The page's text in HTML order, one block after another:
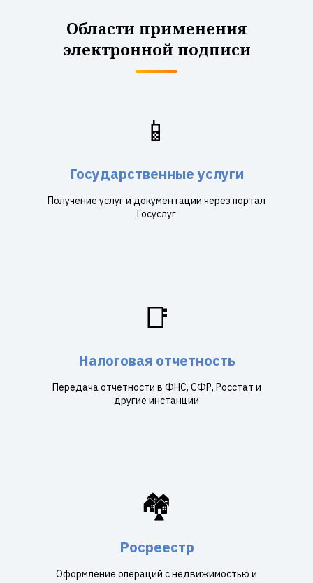
Области применения
электронной подписи
📱
Государственные услуги
Получение услуг и документации через портал
Госуслуг
📑
Налоговая отчетность
Передача отчетности в ФНС, СФР, Росстат и
другие инстанции
🏘️
Росреестр
Оформление операций с недвижимостью и